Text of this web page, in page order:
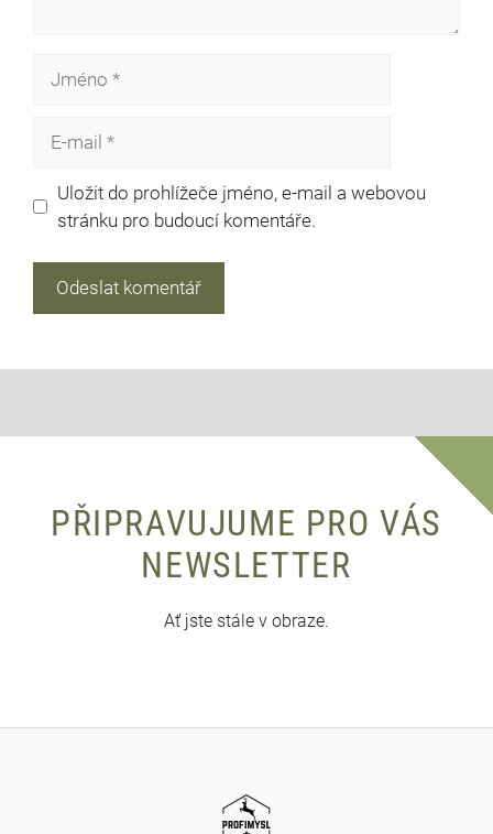
mail
Uložit do prohlížeče jméno, e-mail a webovou
stránku pro budoucí komentáře.
PŘIPRAVUJUME PRO VÁS
NEWSLETTER
Ať jste stále v obraze.